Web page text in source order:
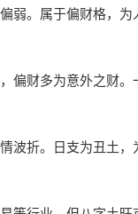
弱。属于偏财格，
偏财多为意外之财
波折。日支为丑土